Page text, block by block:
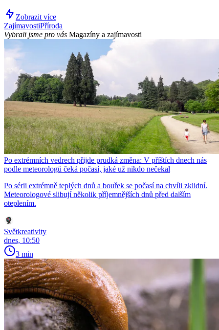
Zobrazit více
ZajímavostiPříroda
Vybrali jsme pro vás Magazíny a zajímavosti
Po extrémních vedrech přijde prudká změna: V příštích dnech nás
podle meteorologů čeká počasí, jaké už nikdo nečekal
Po sérii extrémně teplých dnů a bouřek se počasí na chvíli zklidní.
Meteorologové slibují několik příjemnějších dnů před dalším
oteplením.
Světkreativity
dnes, 10:50
3 min